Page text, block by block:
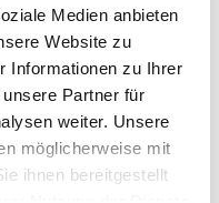
Medien anbieten
Website zu
Informationen zu Ihrer
Partner für
weiter. Unsere
möglicherweise mit
ihnen bereitgestellt
vielen DEHOGA
anbieten,